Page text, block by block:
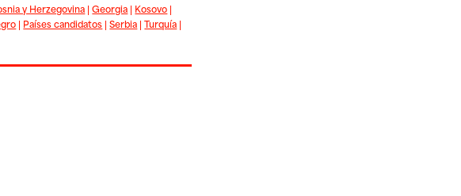
y Herzegovina |Georgia | Kosovo |
| Países candidatos |Serbia |Turquía |